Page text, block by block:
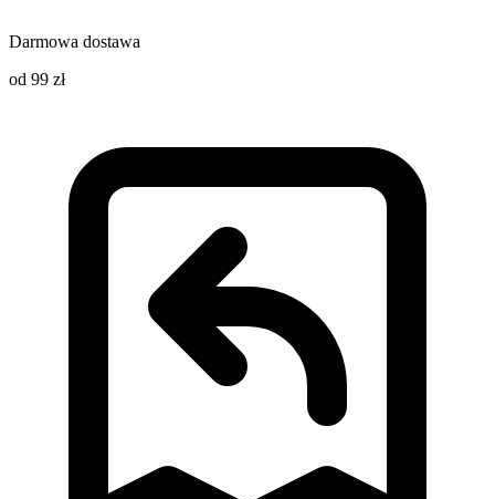
Darmowa dostawa
od 99 zł